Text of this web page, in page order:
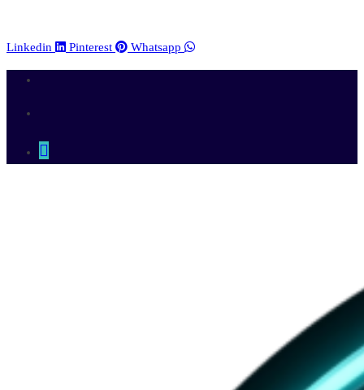
Linkedin Pinterest Whatsapp